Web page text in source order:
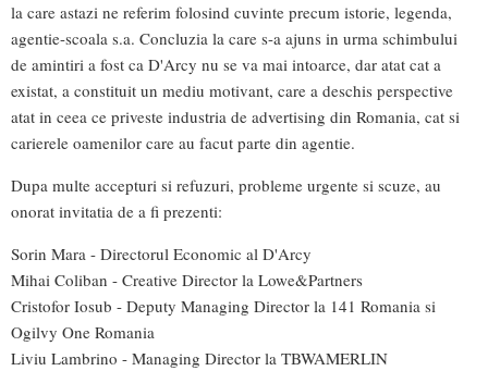
la care astazi ne referim folosind cuvinte precum istorie, legenda,
agentie-scoala s.a. Concluzia la care s-a ajuns in urma schimbului
de amintiri a fost ca D'Arcy nu se va mai intoarce, dar atat cat a
existat, a constituit un mediu motivant, care a deschis perspective
atat in ceea ce priveste industria de advertising din Romania, cat si
carierele oamenilor care au facut parte din agentie.
Dupa multe accepturi si refuzuri, probleme urgente si scuze, au
onorat invitatia de a fi prezenti:
Sorin Mara - Directorul Economic al D'Arcy
Mihai Coliban - Creative Director la Lowe&Partners
Cristofor Iosub - Deputy Managing Director la 141 Romania si
Ogilvy One Romania
Liviu Lambrino - Managing Director la TBWAMERLIN